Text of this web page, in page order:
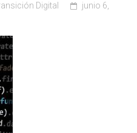
Digital
junio 6,